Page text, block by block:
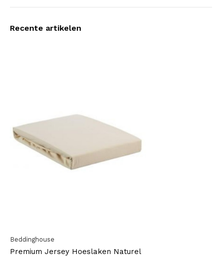
Recente artikelen
Beddinghouse
Premium Jersey Hoeslaken Naturel